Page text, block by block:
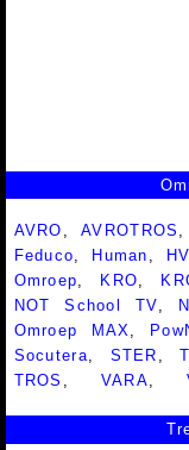
AVRO ,AVROTROS
Feduco
Human HV
Omroep
KRO
NOT School TV
Omroep MAX
Socutera
STER ,
TROS
VARA ,